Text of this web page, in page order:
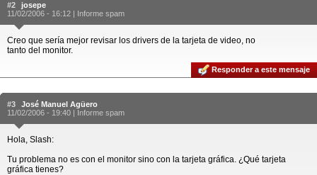
#2
josepe
11/02/2006 - 16:12 | Informe spam
Creo que sería mejor revisar los drivers de la tarjeta de video, no
tanto del monitor.
Responder a este mensaje
#3
José Manuel Agüero
11/02/2006 - 19:40 | Informe spam
Hola, Slash:
Tu problema no es con el monitor sino con la tarjeta gráfica. ¿Qué tarjeta
gráfica tienes?